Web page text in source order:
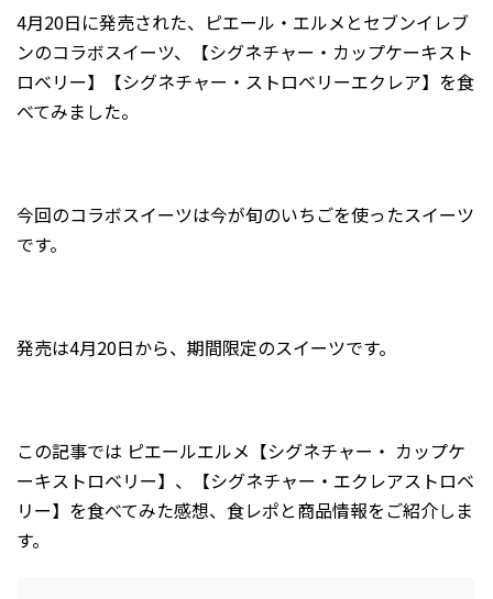
2025年6月
2025年5月
2025年2月
2025年1月
2024年8月
2024年5月
2024年2月
2024年1月
2023年12月
4月20日に発売された、ピエール・エルメとセブンイレブ
ンのコラボスイーツ、【シグネチャー・カップケーキスト
ロベリー】【シグネチャー・ストロベリーエクレア】を食
べてみました。
今回のコラボスイーツは今が旬のいちごを使ったスイーツ
です。
発売は4月20日から、期間限定のスイーツです。
この記事では ピエールエルメ【シグネチャー・ カップケ
ーキストロベリー】、【シグネチャー・エクレアストロベ
リー】を食べてみた感想、食レポと商品情報をご紹介しま
す。